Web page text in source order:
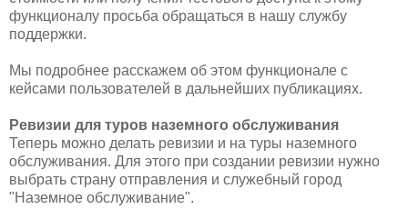
функционалу просьба обращаться в нашу службу
поддержки.
Мы подробнее расскажем об этом функционале с
кейсами пользователей в дальнейших публикациях.
Ревизии для туров наземного обслуживания
Теперь можно делать ревизии и на туры наземного
обслуживания. Для этого при создании ревизии нужно
выбрать страну отправления и служебный город
"Наземное обслуживание".